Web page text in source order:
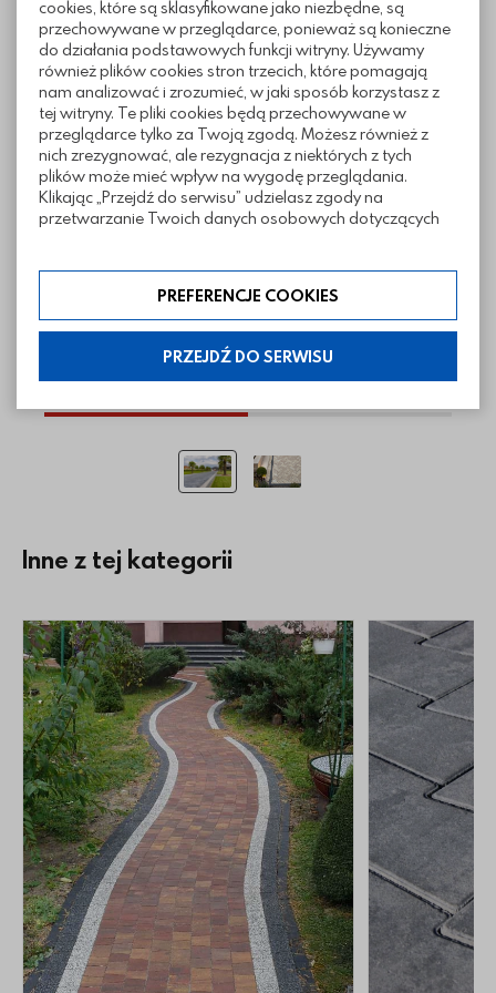
cookies, które są sklasyfikowane jako niezbędne, są
przechowywane w przeglądarce, ponieważ są konieczne
do działania podstawowych funkcji witryny. Używamy
również plików cookies stron trzecich, które pomagają
nam analizować i zrozumieć, w jaki sposób korzystasz z
tej witryny. Te pliki cookies będą przechowywane w
przeglądarce tylko za Twoją zgodą. Możesz również z
nich zrezygnować, ale rezygnacja z niektórych z tych
plików może mieć wpływ na wygodę przeglądania.
Klikając „Przejdź do serwisu” udzielasz zgody na
przetwarzanie Twoich danych osobowych dotyczących
zakres klikając w „Preferencje cookies”. W każdej chwili
możesz modyfikować udzielone zgody w zakładce:
informacje i regulaminy — ustawienia cookies.
PREFERENCJE COOKIES
PRZEJDŹ DO SERWISU
Realizacje z wykorzystaniem kostki
Dakota
Inne z tej kategorii